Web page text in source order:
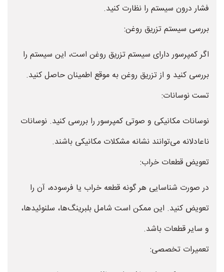
فشار درون سیستم را نظارت کنید.
بررسی سیستم تزریق روغن:
اگر کمپرسور دارای سیستم تزریق روغن است، این سیستم را
بررسی کنید و از تزریق روغن به موقع اطمینان حاصل کنید.
تست نوسانات:
نوسانات مکانیکی و صوتی کمپرسور را بررسی کنید. نوسانات
ناعادلانه می‌توانند نشانه مشکلات مکانیکی باشند.
تعویض قطعات خراب:
در صورت شناسایی هر گونه قطعه خراب یا فرسوده، آن را
تعویض کنید. این ممکن است شامل بلبرینگ‌ها، سلنوئیدها،
و سایر قطعات باشد.
تعمیرات تخصصی: